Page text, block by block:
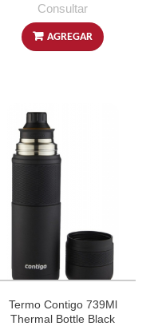
Consultar
AGREGAR
Termo Contigo 739Ml
Thermal Bottle Black